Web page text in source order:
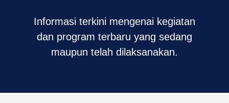
Informasi terkini mengenai kegiatan
dan program terbaru yang sedang
maupun telah dilaksanakan.